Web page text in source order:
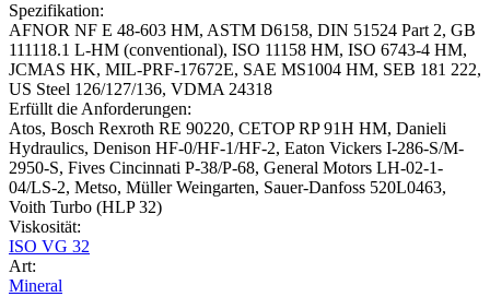
Spezifikation:
AFNOR NF E 48-603 HM, ASTM D6158, DIN 51524 Part 2, GB
111118.1 L-HM (conventional), ISO 11158 HM, ISO 6743-4 HM,
JCMAS HK, MIL-PRF-17672E, SAE MS1004 HM, SEB 181 222,
US Steel 126/127/136, VDMA 24318
Erfüllt die Anforderungen:
Atos, Bosch Rexroth RE 90220, CETOP RP 91H HM, Danieli
Hydraulics, Denison HF-0/HF-1/HF-2, Eaton Vickers I-286-S/M-
2950-S, Fives Cincinnati P-38/P-68, General Motors LH-02-1-
04/LS-2, Metso, Müller Weingarten, Sauer-Danfoss 520L0463,
Voith Turbo (HLP 32)
Viskosität:
ISO VG 32
Art:
Mineral